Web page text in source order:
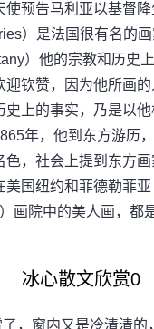
使预告马利亚以基督
）是法国很有名的
）他的宗教和历史
迎钦赞，因为他所画
史上的事实，乃是以他
年，他到东方游历
色，社会上提到东方画
美国纽约和菲德勒菲亚
画院中的美人画，都
冰心散文欣赏0
窗内又是冷清清的